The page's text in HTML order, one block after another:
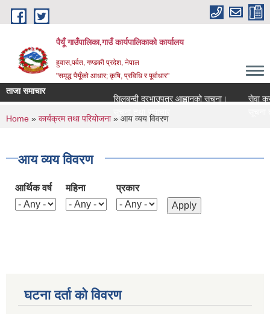
Skip to main content
पैयूँ गाउँपालिका,गाउँ कार्यपालिकाको कार्यालय
हुवास,पर्वत, गण्डकी प्रदेश, नेपाल
"समृद्ध पैयूँको आधार; कृषि, प्रविधि र पूर्वाधार"
ताजा समाचार
सिलबन्दी दरभाउपत्र आह्वानको सूचना।
सूचना तथा समाचार
सेवा
You are here
Home » कार्यक्रम तथा परियोजना» आय व्यय विवरण
आय व्यय विवरण
आर्थिक वर्ष महिना प्रकार
घटना दर्ता को विवरण